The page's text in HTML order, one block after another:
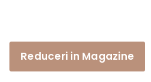
Reduceri in Magazine